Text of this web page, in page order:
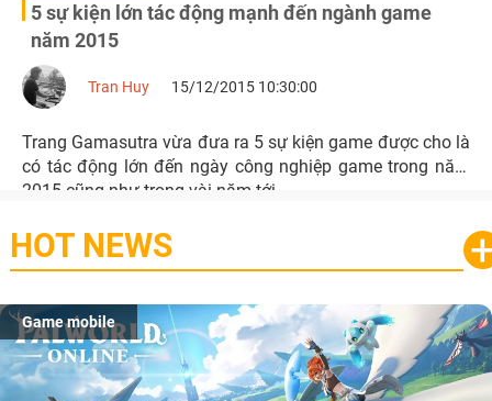
5 sự kiện lớn tác động mạnh đến ngành game
năm 2015
Tran Huy 15/12/2015 10:30:00
Trang Gamasutra vừa đưa ra 5 sự kiện game được cho là
có tác động lớn đến ngày công nghiệp game trong năm
2015 cũng như trong vài năm tới.
HOT NEWS
Game mobile